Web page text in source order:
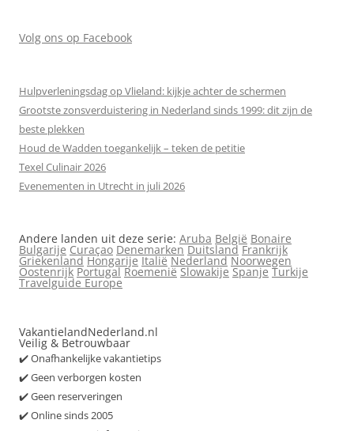
Volg ons op Facebook
Hulpverleningsdag op Vlieland: kijkje achter de schermen
Grootste zonsverduistering in Nederland sinds 1999: dit zijn de
beste plekken
Houd de Wadden toegankelijk – teken de petitie
Texel Culinair 2026
Evenementen in Utrecht in juli 2026
Andere landen uit deze serie: Aruba België Bonaire
Bulgarije Curaçao Denemarken Duitsland Frankrijk
Griekenland Hongarije Italië Nederland Noorwegen
Oostenrijk Portugal Roemenië Slowakije Spanje Turkije
Travelguide Europe
VakantielandNederland.nl
Veilig & Betrouwbaar
✔️ Onafhankelijke vakantietips
✔️ Geen verborgen kosten
✔️ Geen reserveringen
✔️ Online sinds 2005